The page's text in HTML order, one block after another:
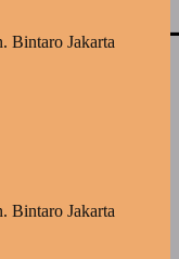
Bintaro Jakarta
Bintaro Jakarta